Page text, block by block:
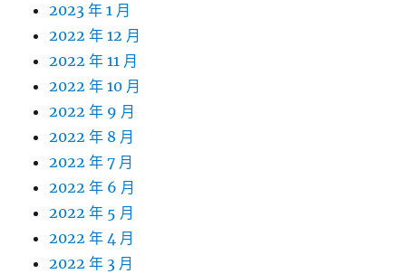
2023 年 1 月
2022 年 12 月
2022 年 11 月
2022 年 10 月
2022 年 9 月
2022 年 8 月
2022 年 7 月
2022 年 6 月
2022 年 5 月
2022 年 4 月
2022 年 3 月